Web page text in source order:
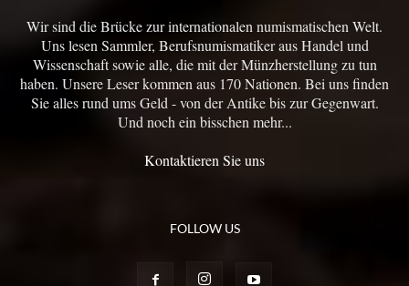
Wir sind die Brücke zur internationalen numismatischen Welt.
Uns lesen Sammler, Berufsnumismatiker aus Handel und
Wissenschaft sowie alle, die mit der Münzherstellung zu tun
haben. Unsere Leser kommen aus 170 Nationen. Bei uns finden
Sie alles rund ums Geld - von der Antike bis zur Gegenwart.
Und noch ein bisschen mehr...
Kontaktieren Sie uns
FOLLOW US